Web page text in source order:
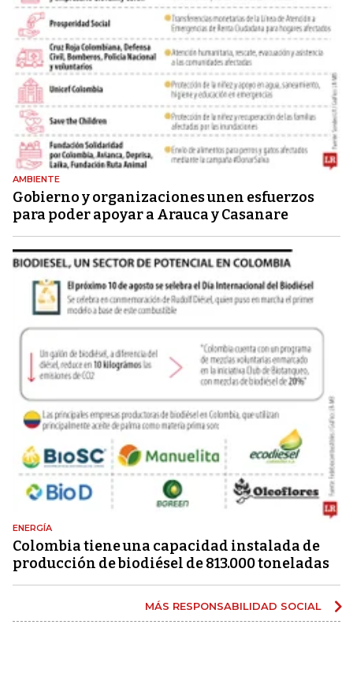
AMBIENTE
Gobierno y organizaciones unen esfuerzos
para poder apoyar a Arauca y Casanare
ENERGÍA
Colombia tiene una capacidad instalada de
producción de biodiésel de 813.000 toneladas
MÁS RESPONSABILIDAD SOCIAL